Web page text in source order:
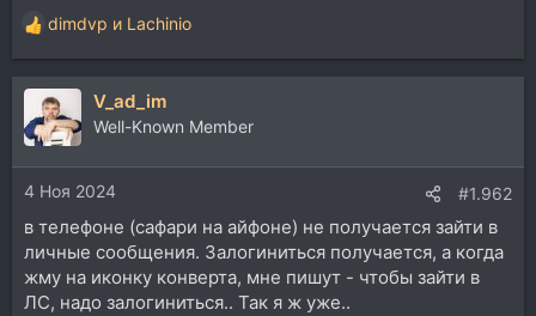
Р
е
а
ц
и
и
:
dimdvp и Lachinio
V_ad_im
Well-Known Member
4 Ноя 2024 #1.962
в телефоне (сафари на айфоне) не получается зайти в
личные сообщения. Залогиниться получается, а когда
жму на иконку конверта, мне пишут - чтобы зайти в
ЛС, надо залогиниться.. Так я ж уже..